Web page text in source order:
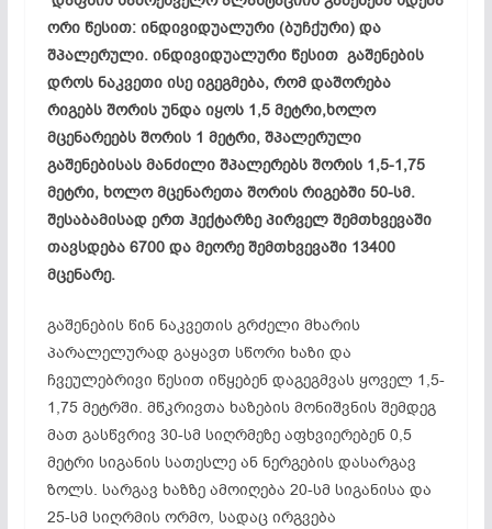
ორი წესით: ინდივიდუალური (ბუჩქური) და
შპალერული. ინდივიდუალური წესით გაშენების
დროს ნაკვეთი ისე იგეგმება, რომ დაშორება
რიგებს შორის უნდა იყოს 1,5 მეტრი,ხოლო
მცენარეებს შორის 1 მეტრი, შპალერული
გაშენებისას მანძილი შპალერებს შორის 1,5-1,75
მეტრი, ხოლო მცენარეთა შორის რიგებში 50-სმ.
შესაბამისად ერთ ჰექტარზე პირველ შემთხვევაში
თავსდება 6700 და მეორე შემთხვევაში 13400
მცენარე.
გაშენების წინ ნაკვეთის გრძელი მხარის
პარალელურად გაყავთ სწორი ხაზი და
ჩვეულებრივი წესით იწყებენ დაგეგმვას ყოველ 1,5-
1,75 მეტრში. მწკრივთა ხაზების მონიშვნის შემდეგ
მათ გასწვრივ 30-სმ სიღრმეზე აფხვიერებენ 0,5
მეტრი სიგანის სათესლე ან ნერგების დასარგავ
ზოლს. სარგავ ხაზზე ამოიღება 20-სმ სიგანისა და
25-სმ სიღრმის ორმო, სადაც ირგვება